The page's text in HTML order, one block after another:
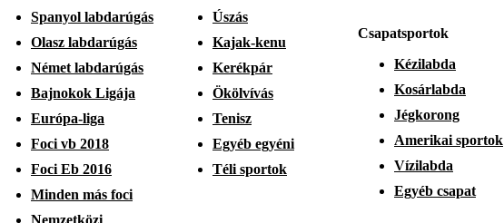
Spanyol labdarúgás
Olasz labdarúgás
Német labdarúgás
Bajnokok Ligája
Európa-liga
Foci vb 2018
Foci Eb 2016
Minden más foci
Nemzetközi
Úszás
Kajak-kenu
Kerékpár
Ökölvívás
Tenisz
Egyéb egyéni
Téli sportok
Csapatsportok
Kézilabda
Kosárlabda
Jégkorong
Amerikai sportok
Vízilabda
Egyéb csapat